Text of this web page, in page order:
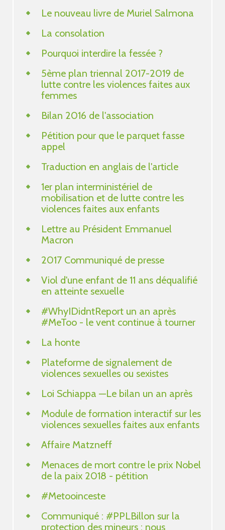
Le nouveau livre de Muriel Salmona
La consolation
Pourquoi interdire la fessée ?
5ème plan triennal 2017-2019 de
lutte contre les violences faites aux
femmes
Bilan 2016 de l'association
Pétition pour que le parquet fasse
appel
Traduction en anglais de l'article
1er plan interministériel de
mobilisation et de lutte contre les
violences faites aux enfants
Lettre au Président Emmanuel
Macron
2017 Communiqué de presse
Viol d'une enfant de 11 ans déqualifié
en atteinte sexuelle
#WhyIDidntReport un an après
#MeToo - le vent continue à tourner
La honte
Plateforme de signalement de
violences sexuelles ou sexistes
Loi Schiappa —Le bilan un an après
Module de formation interactif sur les
violences sexuelles faites aux enfants
Affaire Matzneff
Menaces de mort contre le prix Nobel
de la paix 2018 - pétition
#Metooinceste
Communiqué : #PPLBillon sur la
protection des mineurs : nous